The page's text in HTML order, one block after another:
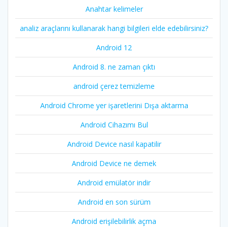
Anahtar kelimeler
analiz araçlarını kullanarak hangi bilgileri elde edebilirsiniz?
Android 12
Android 8. ne zaman çıktı
android çerez temizleme
Android Chrome yer işaretlerini Dışa aktarma
Android Cihazımı Bul
Android Device nasıl kapatilir
Android Device ne demek
Android emülatör indir
Android en son sürüm
Android erişilebilirlik açma